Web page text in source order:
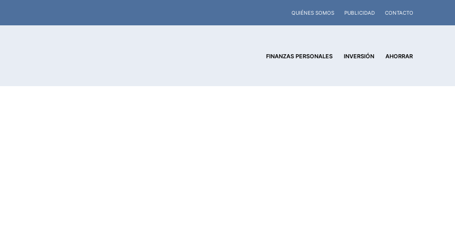
QUIÉNES SOMOS PUBLICIDAD CONTACTO
FINANZAS PERSONALES INVERSIÓN AHORRAR